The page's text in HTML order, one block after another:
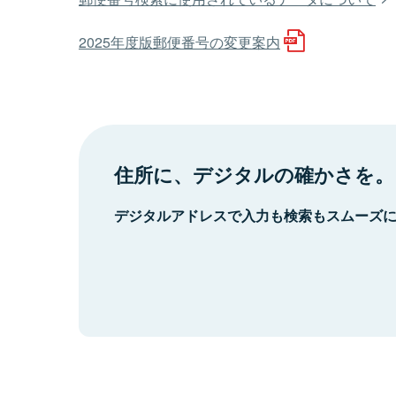
2025年度版郵便番号の変更案内
住所に、デジタルの確かさを。
デジタルアドレスで入力も検索もスムーズ